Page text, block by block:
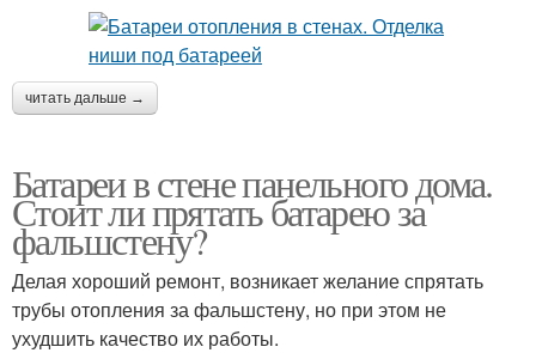
читать дальше →
Батареи в стене панельного дома.
Стоит ли прятать батарею за
фальшстену?
Делая хороший ремонт, возникает желание спрятать
трубы отопления за фальшстену, но при этом не
ухудшить качество их работы.